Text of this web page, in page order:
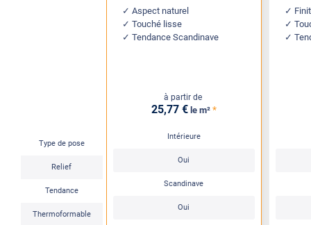
Type de pose
Relief
Tendance
Thermoformable
Aspect naturel
Touché lisse
Tendance Scandinave
à partir de
25,77 € le m² *
Intérieure
Oui
Scandinave
Oui